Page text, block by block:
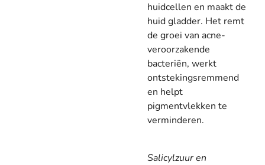
huidcellen en maakt de
huid gladder. Het remt
de groei van acne-
veroorzakende
bacteriën, werkt
ontstekingsremmend
en helpt
pigmentvlekken te
verminderen.
Salicylzuur en